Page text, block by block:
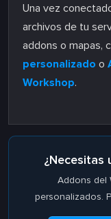
Una vez
archivos de tu
addons o mapas,
personalizado o
Workshop.
¿Necesitas
Addons del
personalizados.